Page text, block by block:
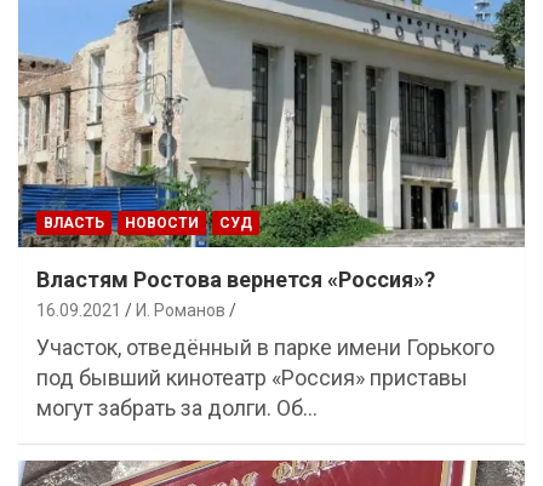
ВЛАСТЬ НОВОСТИ СУД
Властям Ростова вернется «Россия»?
16.09.2021 И. Романов
Участок, отведённый в парке имени Горького
под бывший кинотеатр «Россия» приставы
могут забрать за долги. Об…